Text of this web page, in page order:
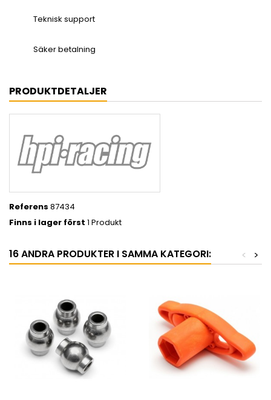
Teknisk support
Säker betalning
PRODUKTDETALJER
Referens 87434
Finns i lager först 1 Produkt
16 ANDRA PRODUKTER I SAMMA KATEGORI: >
<